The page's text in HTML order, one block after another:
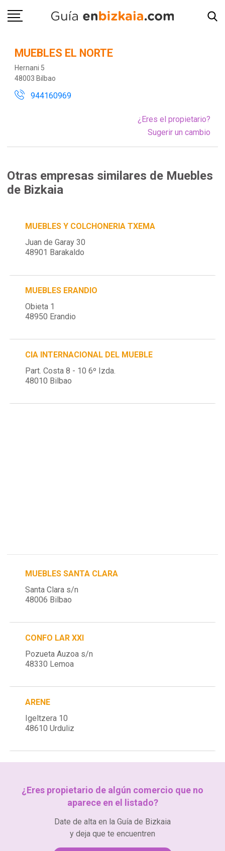
MUEBLES EL NORTE
Hernani 5
48003 Bilbao
944160969
¿Eres el propietario?
Sugerir un cambio
Otras empresas similares de Muebles
de Bizkaia
MUEBLES Y COLCHONERIA TXEMA
Juan de Garay 30
48901 Barakaldo
MUEBLES ERANDIO
Obieta 1
48950 Erandio
CIA INTERNACIONAL DEL MUEBLE
Part. Costa 8 - 10 6º Izda.
48010 Bilbao
MUEBLES SANTA CLARA
Santa Clara s/n
48006 Bilbao
CONFO LAR XXI
Pozueta Auzoa s/n
48330 Lemoa
ARENE
Igeltzera 10
48610 Urduliz
¿Eres propietario de algún comercio que no
aparece en el listado?
Date de alta en la Guía de Bizkaia
y deja que te encuentren